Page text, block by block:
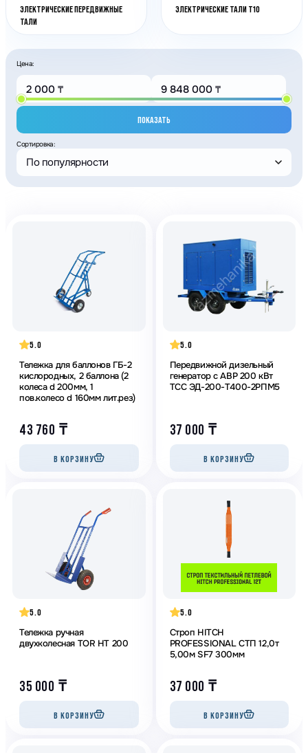
ЭЛЕКТРИЧЕСКИЕ ПЕРЕДВИЖНЫЕ
ТАЛИ
ЭЛЕКТРИЧЕСКИЕ ТАЛИ T10
Цена:
ПОКАЗАТЬ
Сортировка:
По популярности
5.0
Тележка для баллонов ГБ-2
кислородных, 2 баллона (2
колеса d 200мм, 1
пов.колесо d 160мм лит.рез)
43 760 ₸
В КОРЗИНУ
5.0
Передвижной дизельный
генератор с АВР 200 кВт
ТСС ЭД-200-Т400-2РПМ5
37 000 ₸
В КОРЗИНУ
5.0
Тележка ручная
двухколесная TOR HT 200
35 000 ₸
В КОРЗИНУ
5.0
Строп HITCH
PROFESSIONAL СТП 12,0т
5,00м SF7 300мм
37 000 ₸
В КОРЗИНУ